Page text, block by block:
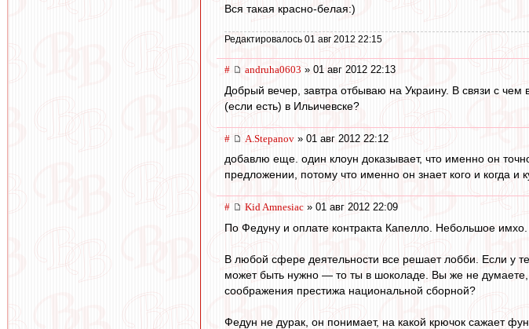
Вся такая красно-белая:)
Редактировалось 01 авг 2012 22:15
# andruha0603 » 01 авг 2012 22:13
Добрый вечер, завтра отбываю на Украину. В связи с
(если есть) в Ильичевске?
# A.Stepanov » 01 авг 2012 22:12
добавлю еще. один клоун доказывает, что именно он
предложении, потому что именно он знает кого и когда
# Kid Amnesiac » 01 авг 2012 22:09
По Федуну и оплате контракта Капелло. Небольшое
В любой сфере деятельности все решает лобби. Если у
может быть нужно — то ты в шоколаде. Вы же не думаете,
соображения престижа национальной сборной?
Федун не дурак, он понимает, на какой крючок сажает